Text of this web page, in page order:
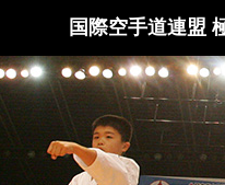
国際空手道連盟